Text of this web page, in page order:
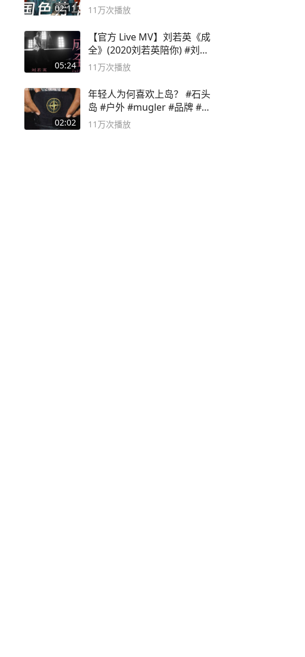
02:11 奸？
11万次播放
05:24
【官方 Live MV】刘若英《成
全》(2020刘若英陪你) #刘若
英 #成全
11万次播放
02:02
年轻人为何喜欢上岛？ #石头
岛 #户外 #mugler #品牌 #足
球流氓
11万次播放